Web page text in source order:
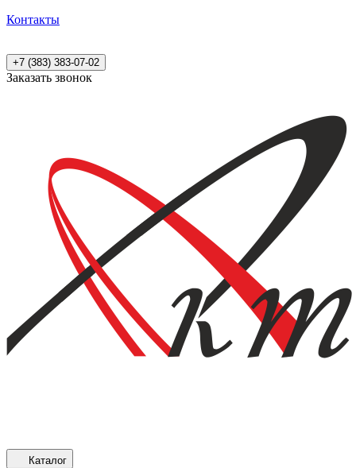
Контакты
+7 (383) 383-07-02
Заказать звонок
Каталог